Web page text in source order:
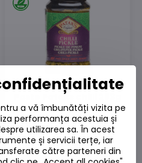
Paste Pataks chilli 283g
Pe stoc
23,74 L
a vă îmbunătăți vizita pe
performanța acestuia și
utilizarea sa. În acest
și servicii terțe, iar
către parteneri din